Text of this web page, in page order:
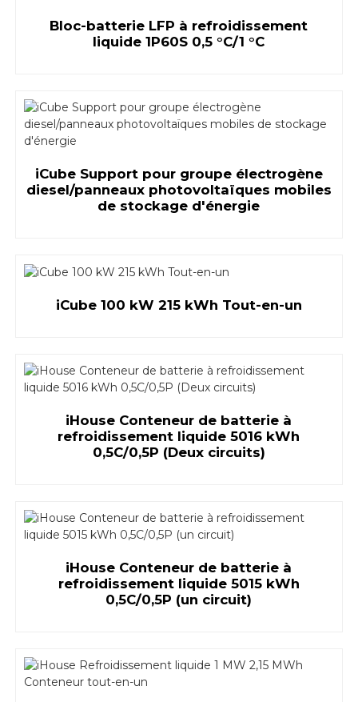
Bloc-batterie LFP à refroidissement
liquide 1P60S 0,5 °C/1 °C
iCube Support pour groupe électrogène
diesel/panneaux photovoltaïques mobiles
de stockage d'énergie
iCube 100 kW 215 kWh Tout-en-un
iHouse Conteneur de batterie à
refroidissement liquide 5016 kWh
0,5C/0,5P (Deux circuits)
iHouse Conteneur de batterie à
refroidissement liquide 5015 kWh
0,5C/0,5P (un circuit)